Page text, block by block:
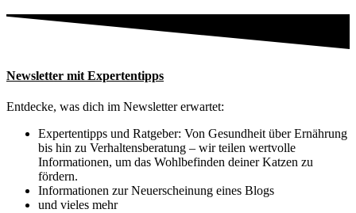
Newsletter mit Expertentipps
Entdecke, was dich im Newsletter erwartet:
Expertentipps und Ratgeber: Von Gesundheit über Ernährung
bis hin zu Verhaltensberatung – wir teilen wertvolle
Informationen, um das Wohlbefinden deiner Katzen zu
fördern.
Informationen zur Neuerscheinung eines Blogs
und vieles mehr